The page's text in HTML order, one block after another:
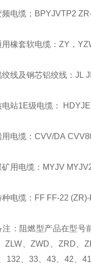
缆；BPYJVTP2 ZR-
套软电缆：ZY，
及钢芯铝绞线：JL
1E级电缆： HDYJE-
缆：CVV/DA
电缆：MYJV
缆：FF FF-22 (ZR)-
阻燃型产品在型号前
ZLW、ZWD、ZRD、
132、33、43、42、